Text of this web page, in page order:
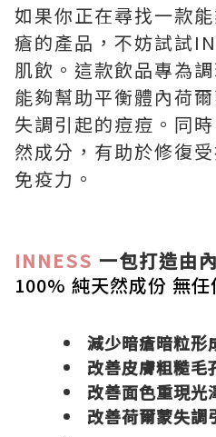
如果你正在尋找一款
瘡的產品，不妨試試
肌飲。這款飲品專為
能夠幫助平衡體內荷
失調引起的痘痘。同
然成分，有助於修復
免疫力。
INNESS 一包打造由
100% 純天然成份 無任
減少暗瘡暗粒形
改善皮膚粗糙毛
改善面色重現光
改善荷爾蒙失調